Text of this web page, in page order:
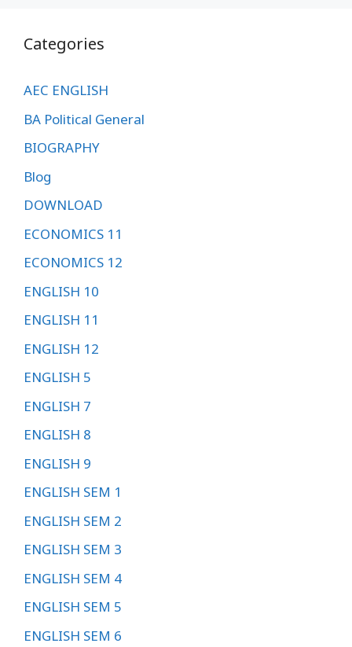
Categories
AEC ENGLISH
BA Political General
BIOGRAPHY
Blog
DOWNLOAD
ECONOMICS 11
ECONOMICS 12
ENGLISH 10
ENGLISH 11
ENGLISH 12
ENGLISH 5
ENGLISH 7
ENGLISH 8
ENGLISH 9
ENGLISH SEM 1
ENGLISH SEM 2
ENGLISH SEM 3
ENGLISH SEM 4
ENGLISH SEM 5
ENGLISH SEM 6